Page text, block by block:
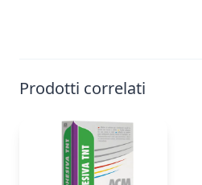
Prodotti correlati